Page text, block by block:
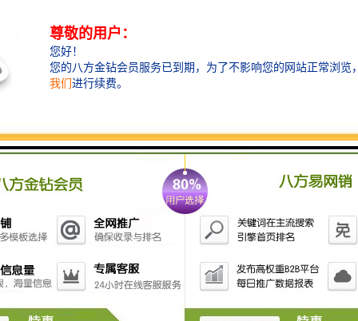
首先，需要根据项目具体需求确定围挡的核心功能优先
级——是更注重安全防护，还是更强调环境协调，或是
需要特殊功能如防火、透光等。
模块化设计的围挡系统往往能大幅缩短安装时间，且便
于拆卸转移，适合多个工地循环使用，从长远看更具经
济性。
再者，围挡的维护成本也不容忽视。
优质的材料和表面处理工艺能有效延长围挡的使用寿
特别是在河南地区，选择耐候性强、抗腐蚀的材料尤为